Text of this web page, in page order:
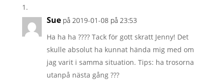
Sue på 2019-01-08 på 23:53
Ha ha ha ???? Tack för gott skratt Jenny! Det
skulle absolut ha kunnat hända mig med om
jag varit i samma situation. Tips: ha trosorna
utanpå nästa gång ???